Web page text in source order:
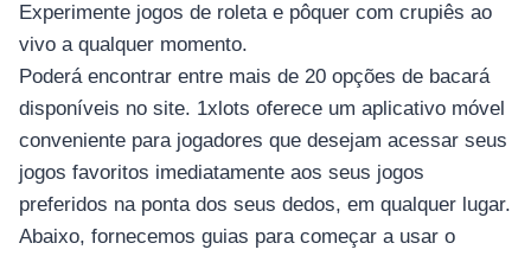
Experimente jogos de roleta e pôquer com crupiês ao
vivo a qualquer momento.
Poderá encontrar entre mais de 20 opções de bacará
disponíveis no site. 1xlots oferece um aplicativo móvel
conveniente para jogadores que desejam acessar seus
jogos favoritos imediatamente aos seus jogos
preferidos na ponta dos seus dedos, em qualquer lugar.
Abaixo, fornecemos guias para começar a usar o